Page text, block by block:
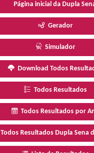
Página inicial da Dupla
Gerador
Simulador
Download Todos
Todos Resultados
Todos Resultados por
Todos Resultados Dupla Sena